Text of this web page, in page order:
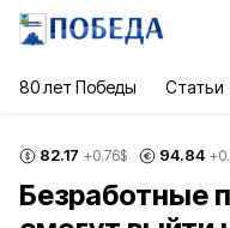
80 лет Победы Статьи
82.17 +0.76$ 94.84
Безработные